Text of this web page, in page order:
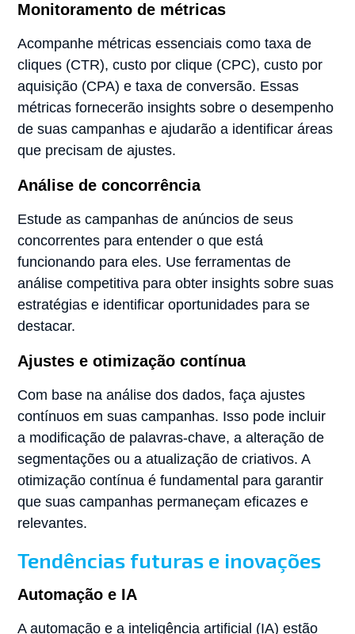
Monitoramento de métricas
Acompanhe métricas essenciais como taxa de
cliques (CTR), custo por clique (CPC), custo por
aquisição (CPA) e taxa de conversão. Essas
métricas fornecerão insights sobre o desempenho
de suas campanhas e ajudarão a identificar áreas
que precisam de ajustes.
Análise de concorrência
Estude as campanhas de anúncios de seus
concorrentes para entender o que está
funcionando para eles. Use ferramentas de
análise competitiva para obter insights sobre suas
estratégias e identificar oportunidades para se
destacar.
Ajustes e otimização contínua
Com base na análise dos dados, faça ajustes
contínuos em suas campanhas. Isso pode incluir
a modificação de palavras-chave, a alteração de
segmentações ou a atualização de criativos. A
otimização contínua é fundamental para garantir
que suas campanhas permaneçam eficazes e
relevantes.
Tendências futuras e inovações
Automação e IA
A automação e a inteligência artificial (IA) estão